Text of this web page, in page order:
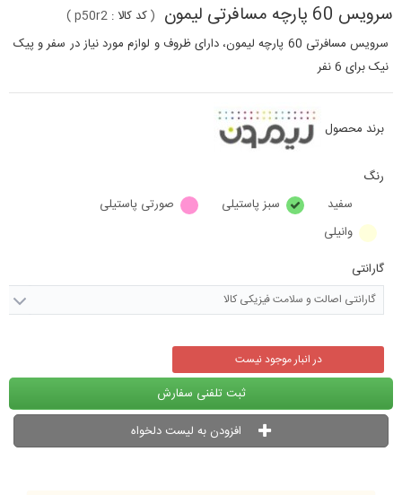
سرویس 60 پارچه مسافرتی لیمون (کد کالا : p50r2
)
سرویس مسافرتی 60 پارچه لیمون، دارای ظروف و لوازم مورد نیاز در سفر و پیک
نیک برای 6 نفر
برند محصول
رنگ
سفید
سبز پاستیلی
صورتی پاستیلی
وانیلی
گارانتی
گارانتی اصالت و سلامت فیزیکی کالا
در انبار موجود نیست
ثبت تلفنی سفارش
افزودن به لیست دلخواه